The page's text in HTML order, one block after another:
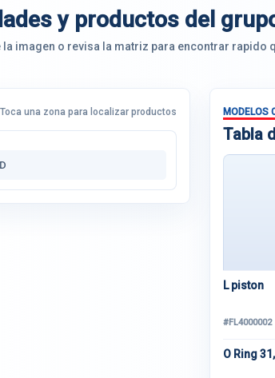
y productos del
imagen o revisa la matriz para encontrar rapido
Toca una zona para localizar productos MODELOS
Tabla
L piston
#FL4000002
O Ring